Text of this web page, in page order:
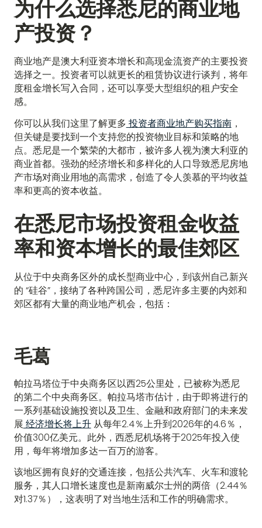
为什么选择悉尼的商业地
产投资？
商业地产是澳大利亚资本增长和高现金流资产的主要投资
选择之一。投资者可以就更长的租赁协议进行谈判，将年
度租金增长写入合同，还可以享受大型组织的租户安全
感。
你可以从我们这里了解更多 投资者商业地产购买指南，
但关键是要找到一个支持您的投资物业目标和策略的地
点。悉尼是一个繁荣的大都市，被许多人视为澳大利亚的
商业首都。强劲的经济增长和多样化的人口导致悉尼房地
产市场对商业用地的高需求，创造了令人羡慕的平均收益
率和更高的资本收益。
在悉尼市场投资租金收益
率和资本增长的最佳郊区
从位于中央商务区外的成长型商业中心，到该州自己新兴
的 “硅谷”，接纳了各种跨国公司，悉尼许多主要的内郊和
郊区都有大量的商业地产机会，包括：
毛葛
帕拉马塔位于中央商务区以西25公里处，已被称为悉尼
的第二个中央商务区。帕拉马塔市估计，由于即将进行的
一系列基础设施投资以及卫生、金融和政府部门的未来发
展 经济增长将上升从每年2.4％上升到2026年的4.6％，
价值300亿美元。此外，西悉尼机场将于2025年投入使
用，每年将增加多达一百万的游客。
该地区拥有良好的交通连接，包括公共汽车、火车和渡轮
服务，其人口增长速度也是新南威尔士州的两倍（2.44％
对1.37％），这表明了对当地生活和工作的明确需求。